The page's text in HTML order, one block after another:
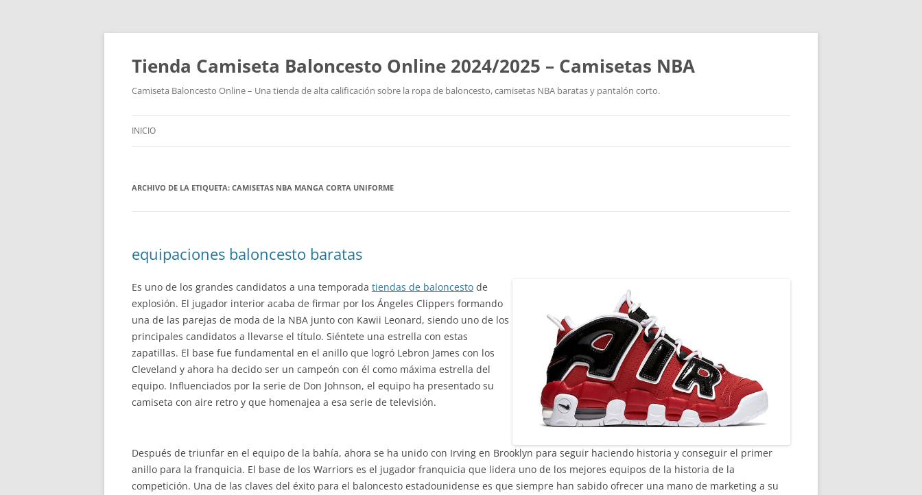
Tienda Camiseta Baloncesto Online 2024/2025 – Camisetas NBA
Camiseta Baloncesto Online – Una tienda de alta calificación sobre la ropa de baloncesto, camisetas NBA baratas y pantalón corto.
INICIO
ARCHIVO DE LA ETIQUETA: CAMISETAS NBA MANGA CORTA UNIFORME
equipaciones baloncesto baratas
Es uno de los grandes candidatos a una temporada tiendas de baloncesto de
explosión. El jugador interior acaba de firmar por los Ángeles Clippers formando
una de las parejas de moda de la NBA junto con Kawii Leonard, siendo uno de los
principales candidatos a llevarse el título. Siéntete una estrella con estas
zapatillas. El base fue fundamental en el anillo que logró Lebron James con los
Cleveland y ahora ha decido ser un campeón con él como máxima estrella del
equipo. Influenciados por la serie de Don Johnson, el equipo ha presentado su
camiseta con aire retro y que homenajea a esa serie de televisión.
Después de triunfar en el equipo de la bahía, ahora se ha unido con Irving en Brooklyn para seguir haciendo historia y conseguir el primer
anillo para la franquicia. El base de los Warriors es el jugador franquicia que lidera uno de los mejores equipos de la historia de la
competición. Una de las claves del éxito para el baloncesto estadounidense es que siempre han sabido ofrecer una mano de marketing a su